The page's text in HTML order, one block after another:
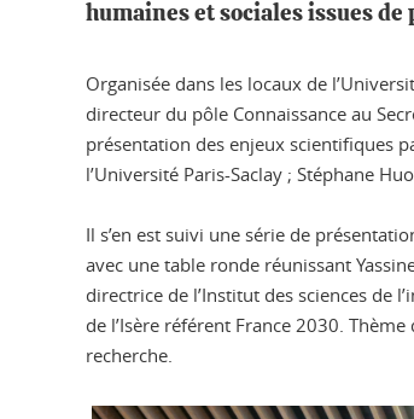
humaines et sociales issues
Organisée dans les locaux de
directeur du pôle Connaissance au
présentation des enjeux scientifiques
l’Université Paris-Saclay ; Stéphane
Il s’en est suivi une série de
avec une table ronde réunissant
directrice de l’Institut des sciences de
de l’Isère référent France 2030.
recherche.